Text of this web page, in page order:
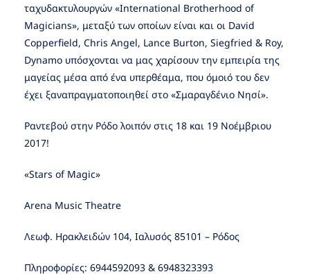
ταχυδακτυλουργών «International Brotherhood of
Magicians», μεταξύ των οποίων είναι και οι David
Copperfield, Chris Angel, Lance Burton, Siegfried & Roy,
Dynamo υπόσχονται να μας χαρίσουν την εμπειρία της
μαγείας μέσα από ένα υπερθέαμα, που όμοιό του δεν
έχει ξαναπραγματοποιηθεί στο «Σμαραγδένιο Νησί».
Ραντεβού στην Ρόδο λοιπόν στις 18 και 19 Νοέμβριου
2017!
«Stars of Magic»
Arena Music Theatre
Λεωφ. Ηρακλειδών 104, Ιαλυσός 85101 – Ρόδος
Πληροφορίες: 6944592093 & 6948323393